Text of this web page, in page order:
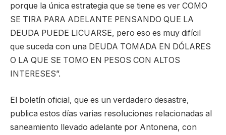
porque la única estrategia que se tiene es ver COMO
SE TIRA PARA ADELANTE PENSANDO QUE LA
DEUDA PUEDE LICUARSE, pero eso es muy difícil
que suceda con una DEUDA TOMADA EN DÓLARES
O LA QUE SE TOMO EN PESOS CON ALTOS
INTERESES”.
El boletín oficial, que es un verdadero desastre,
publica estos días varias resoluciones relacionadas al
saneamiento llevado adelante por Antonena, con